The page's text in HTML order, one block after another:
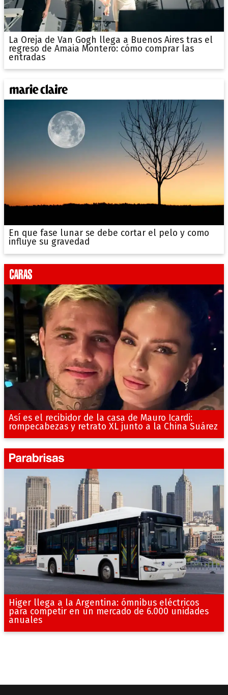
La Oreja de Van Gogh llega a Buenos Aires tras el
regreso de Amaia Montero: cómo comprar las
entradas
En que fase lunar se debe cortar el pelo y como
influye su gravedad
Así es el recibidor de la casa de Mauro Icardi:
rompecabezas y retrato XL junto a la China Suárez
Higer llega a la Argentina: ómnibus eléctricos
para competir en un mercado de 6.000 unidades
anuales